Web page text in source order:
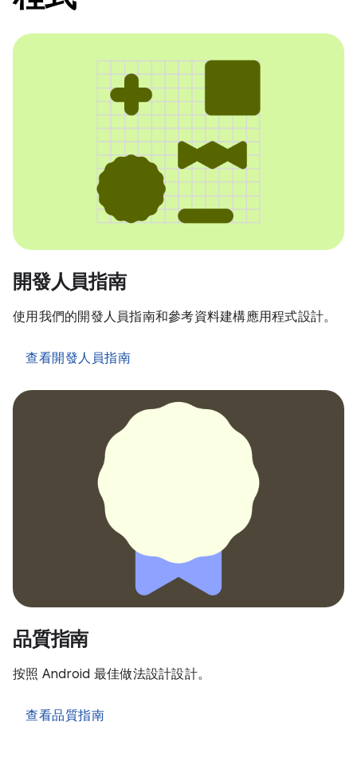
開發人員指南
使用我們的開發人員指南和參考資料建構應用程式設計。
查看開發人員指南
品質指南
按照 Android 最佳做法設計設計。
查看品質指南